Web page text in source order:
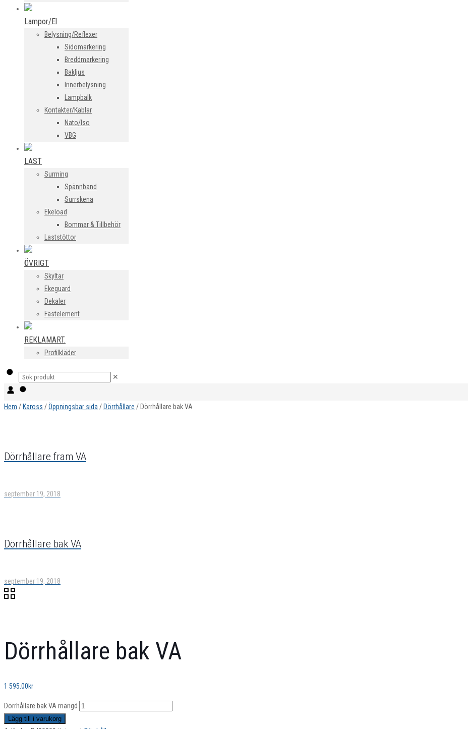
Lampor/El
Belysning/Reflexer
Sidomarkering
Breddmarkering
Bakljus
Innerbelysning
Lampbalk
Kontakter/Kablar
Nato/Iso
VBG
LAST
Surrning
Spännband
Surrskena
Ekeload
Bommar & Tillbehör
Laststöttor
ÖVRIGT
Skyltar
Ekeguard
Dekaler
Fästelement
REKLAMART.
Profilkläder
✕
Hem / Kaross /Öppningsbar sida / Dörrhållare / Dörrhållare bak VA
Dörrhållare fram VA
september 19, 2018
Dörrhållare bak VA
september 19, 2018
Dörrhållare bak VA
1 595.00kr
Dörrhållare bak VA mängd
Lägg till i varukorg